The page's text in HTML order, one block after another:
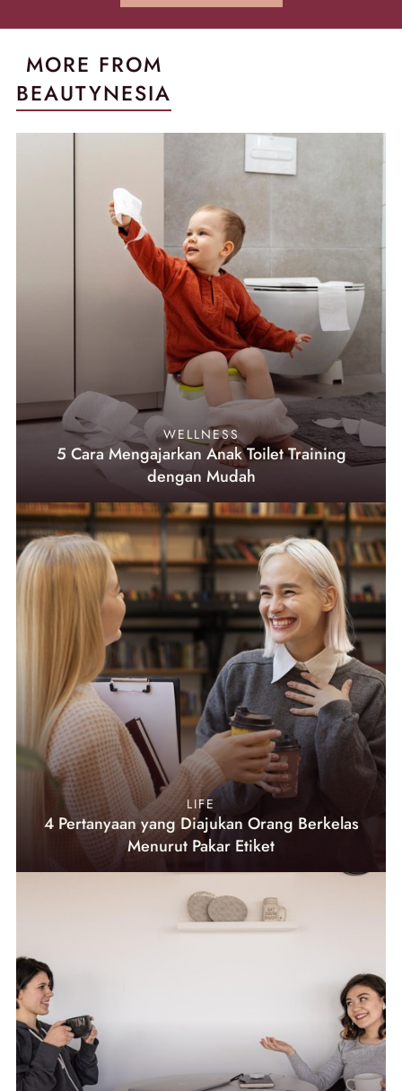
MORE FROM
BEAUTYNESIA
WELLNESS
5 Cara Mengajarkan Anak Toilet Training
dengan Mudah
LIFE
4 Pertanyaan yang Diajukan Orang Berkelas
Menurut Pakar Etiket